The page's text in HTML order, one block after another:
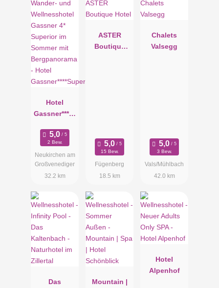
Hotel
Gassner****S
2 Bew.
Neukirchen am
Großvenediger
32.2 km
ASTER
Boutique
15 Bew.
Fügenberg
18.5 km
Chalets
Valsegg
3 Bew.
Vals/Mühlbach
42.0 km
Das
Mountain |
Hotel
Alpenhof